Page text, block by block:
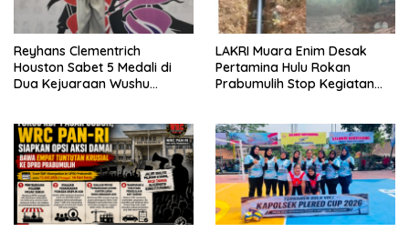
Reyhans Clementrich
Houston Sabet 5 Medali di
Dua Kejuaraan Wushu
LAKRI Muara Enim Desak
Pertamina Hulu Rokan
Prabumulih Stop Kegiatan